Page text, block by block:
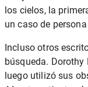
los cielos, la
un caso de
Incluso otros
búsqueda. Dorothy
luego utilizó sus